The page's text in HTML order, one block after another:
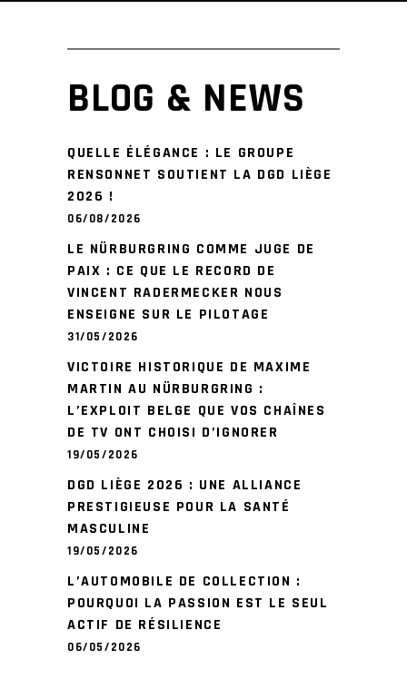
BLOG & NEWS
QUELLE ÉLÉGANCE : LE GROUPE
RENSONNET SOUTIENT LA DGD LIÈGE
2026 !
06/08/2026
LE NÜRBURGRING COMME JUGE DE
PAIX : CE QUE LE RECORD DE
VINCENT RADERMECKER NOUS
ENSEIGNE SUR LE PILOTAGE
31/05/2026
VICTOIRE HISTORIQUE DE MAXIME
MARTIN AU NÜRBURGRING :
L’EXPLOIT BELGE QUE VOS CHAÎNES
DE TV ONT CHOISI D’IGNORER
19/05/2026
DGD LIÈGE 2026 : UNE ALLIANCE
PRESTIGIEUSE POUR LA SANTÉ
MASCULINE
19/05/2026
L’AUTOMOBILE DE COLLECTION :
POURQUOI LA PASSION EST LE SEUL
ACTIF DE RÉSILIENCE
06/05/2026